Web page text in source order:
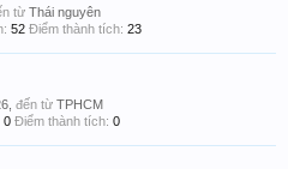
từ Thái nguyên
52 Điểm thành tích: 23
đến từ TPHCM
0 Điểm thành tích: 0